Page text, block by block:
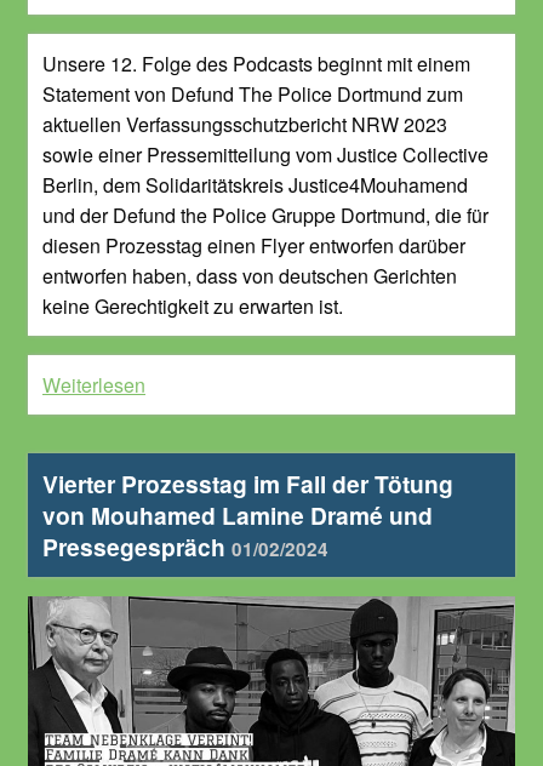
Unsere 12. Folge des Podcasts beginnt mit einem
Statement von Defund The Police Dortmund zum
aktuellen Verfassungsschutzbericht NRW 2023
sowie einer Pressemitteilung vom Justice Collective
Berlin, dem Solidaritätskreis Justice4Mouhamend
und der Defund the Police Gruppe Dortmund, die für
diesen Prozesstag einen Flyer entworfen darüber
entworfen haben, dass von deutschen Gerichten
keine Gerechtigkeit zu erwarten ist.
Weiterlesen
Vierter Prozesstag im Fall der Tötung
von Mouhamed Lamine Dramé und
Pressegespräch 01/02/2024